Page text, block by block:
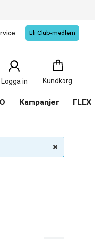
Bli Club-medlem
Logga in Kundkorg
Kundkorg
0
Produkter
Kampanjer FLEX